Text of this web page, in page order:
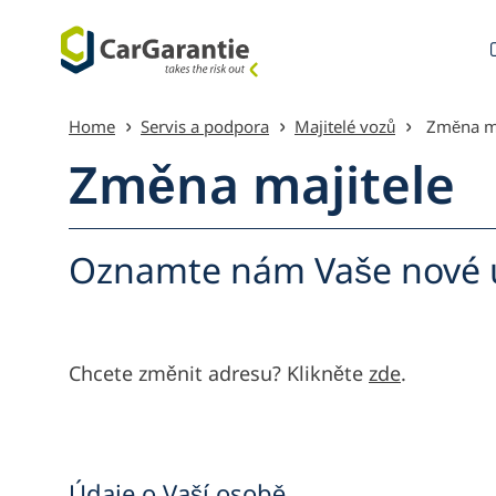
Přeskočit na obsah
Přehled
Home Servis a podpora Majitelé vozů Změna
Změna majitele
Oznamte nám Vaše nové
Chcete změnit adresu? Klikněte zde.